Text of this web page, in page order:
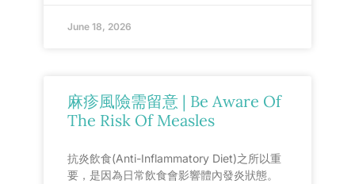
June 18, 2026
麻疹風險需留意 | Be Aware Of
The Risk Of Measles
抗炎飲食(Anti-Inflammatory Diet)之所以重
要，是因為日常飲食會影響體內發炎狀態。